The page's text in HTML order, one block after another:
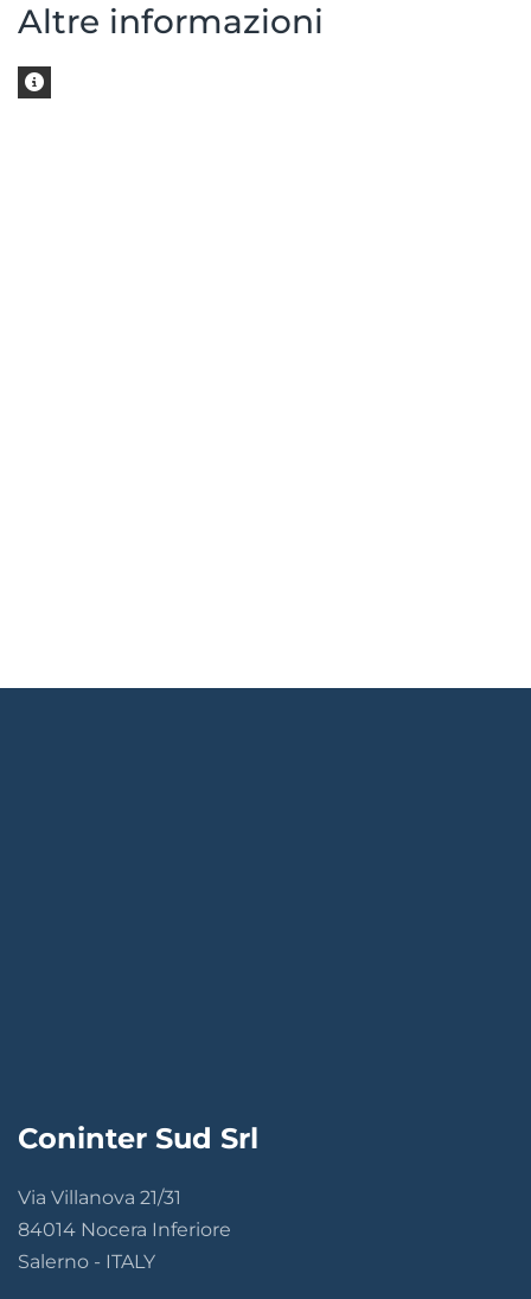
Altre informazioni
Altre informazioni
Coninter Sud Srl
Via Villanova 21/31
84014 Nocera Inferiore
Salerno - ITALY